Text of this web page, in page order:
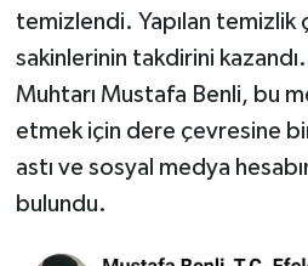
temizlendi. Yapılan temizlik
sakinlerinin takdirini
Muhtarı Mustafa Benli, bu
etmek için dere çevresine
astı ve sosyal medya
bulundu.
ŞİRKET HABERLERİ
SPOR